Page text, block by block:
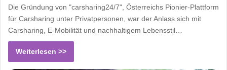
Die Gründung von "carsharing24/7", Österreichs Pionier-Plattform
für Carsharing unter Privatpersonen, war der Anlass sich mit
Carsharing, E-Mobilität und nachhaltigem Lebensstil…
Weiterlesen >>